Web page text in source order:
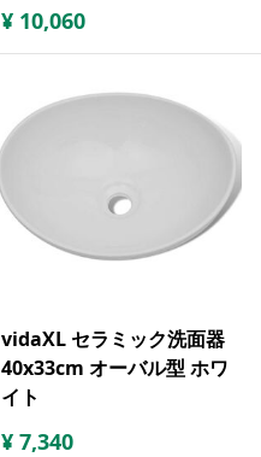
¥ 10,060
vidaXL セラミック洗面器
40x33cm オーバル型 ホワ
イト
¥ 7,340